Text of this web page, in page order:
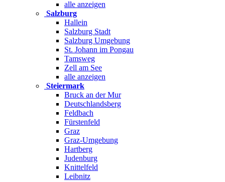
alle anzeigen
Salzburg
Hallein
Salzburg Stadt
Salzburg Umgebung
St. Johann im Pongau
Tamsweg
Zell am See
alle anzeigen
Steiermark
Bruck an der Mur
Deutschlandsberg
Feldbach
Fürstenfeld
Graz
Graz-Umgebung
Hartberg
Judenburg
Knittelfeld
Leibnitz